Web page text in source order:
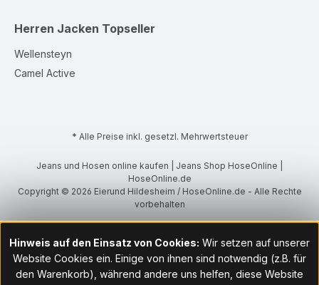
Herren Jacken Topseller
Wellensteyn
Camel Active
* Alle Preise inkl. gesetzl. Mehrwertsteuer
Jeans und Hosen online kaufen | Jeans Shop HoseOnline |
HoseOnline.de
Copyright © 2026 Eierund Hildesheim / HoseOnline.de - Alle Rechte
vorbehalten
Hinweis auf den Einsatz von Cookies: Wir setzen auf unserer
Website Cookies ein. Einige von ihnen sind notwendig (z.B. für
den Warenkorb), während andere uns helfen, diese Website